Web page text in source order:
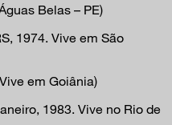
Belas – PE)
1974. Vive em São
em Goiânia)
1983. Vive no Rio de